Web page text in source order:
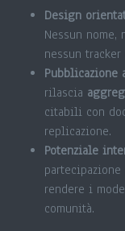
Design
Nessun nome,
nessun
Pubblicazione
rilascia
citabili con
replicazione.
Potenziale
rendere i
comunità.